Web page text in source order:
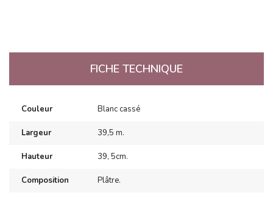
FICHE TECHNIQUE
Couleur Blanc cassé
Largeur 39,5 m.
Hauteur 39, 5cm.
Composition Plâtre.